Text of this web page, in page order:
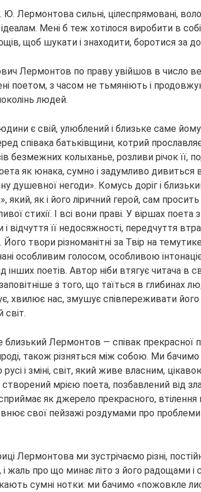
Ю. Лермонтова сильні, цілеспрямовані,
Мені б теж хотілося виробити в
щоб шукати і знаходити, боротися за
Лермонтов по праву увійшов в число
поетом, з часом не тьмяніють і
людей.
є свій, улюблений і близьке саме
співака батьківщини, котрий прославляє
безмежних колыханье, розливи річок її,
як юнака, сумно і задумливо дивиться
душевної негоди». Комусь доріг і
який, як і його ліричний герой, сам
стихії. І всі вони праві. У віршах
і відчуття її недосяжності, передчуття
Його твори різноманітні за Твір на
особливим голосом, особливою
інших поетів. Автор ніби втягує читача в
з того, що таїться в глибинах
хвилює нас, змушує співпереживати його
світ.
близький Лермонтов — співак прекрасної
також різняться між собою. Ми бачимо
русі і зміні, світ, який живе власним,
створений мрією поета, позбавлений від
як джерело прекрасного, втілення
свої пейзажі роздумами про проблеми
Лермонтова ми зустрічаємо різні,
і жаль про що минає літо з його радощами і
сумні нотки: ми бачимо «пожовкле